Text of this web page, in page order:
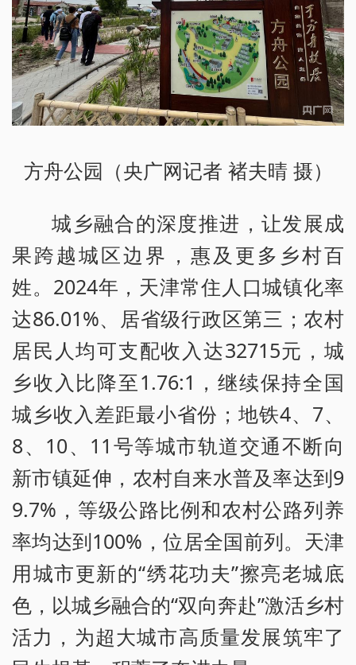
方舟公园（央广网记者 褚夫晴 摄）
城乡融合的深度推进，让发展成
果跨越城区边界，惠及更多乡村百
姓。2024年，天津常住人口城镇化率
达86.01%、居省级行政区第三；农村
居民人均可支配收入达32715元，城
乡收入比降至1.76:1，继续保持全国
城乡收入差距最小省份；地铁4、7、
8、10、11号等城市轨道交通不断向
新市镇延伸，农村自来水普及率达到9
9.7%，等级公路比例和农村公路列养
率均达到100%，位居全国前列。天津
用城市更新的“绣花功夫”擦亮老城底
色，以城乡融合的“双向奔赴”激活乡村
活力，为超大城市高质量发展筑牢了